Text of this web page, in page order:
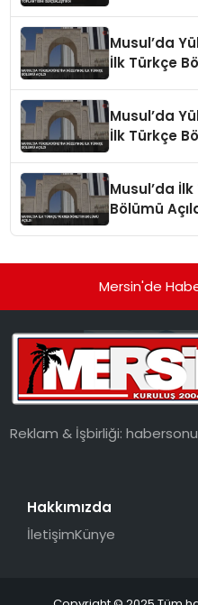
Musul’da
İlk Türkçe
Musul’da
İlk Türkçe
Musul’da
Bölümü
Mersin'de
Reklam & İşbirliği:
Hakkımızda
İletişimKünye